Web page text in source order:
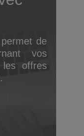
de
vos
offres